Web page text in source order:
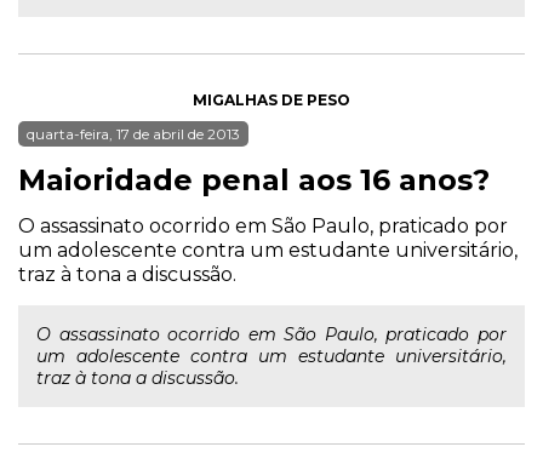
MIGALHAS DE PESO
quarta-feira, 17 de abril de 2013
Maioridade penal aos 16 anos?
O assassinato ocorrido em São Paulo, praticado por
um adolescente contra um estudante universitário,
traz à tona a discussão.
O assassinato ocorrido em São Paulo, praticado por
um adolescente contra um estudante universitário,
traz à tona a discussão.